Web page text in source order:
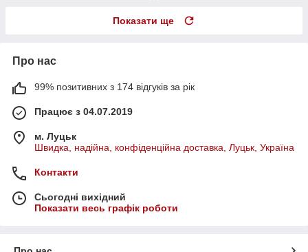
Показати ще
Про нас
99% позитивних з 174 відгуків за рік
Працює з 04.07.2019
м. Луцьк
Швидка, надійна, конфіденційна доставка, Луцьк, Україна
Контакти
Сьогодні вихідний
Показати весь графік роботи